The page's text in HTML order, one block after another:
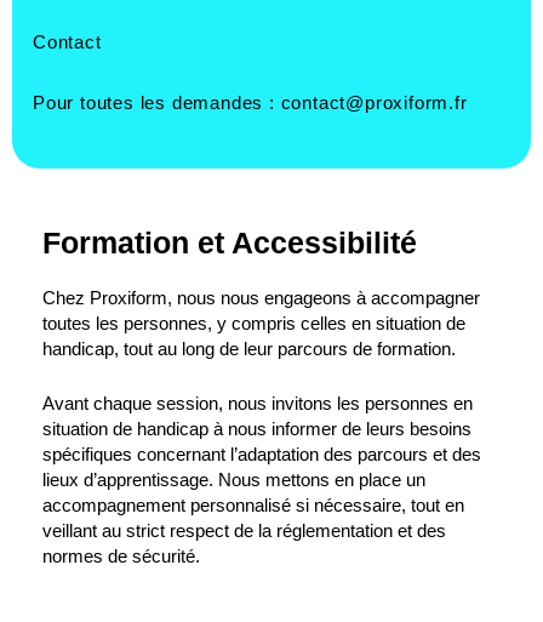
Contact
Pour toutes les demandes : contact@proxiform.fr
Formation et Accessibilité
Chez Proxiform, nous nous engageons à accompagner
toutes les personnes, y compris celles en situation de
handicap, tout au long de leur parcours de formation.
Avant chaque session, nous invitons les personnes en
situation de handicap à nous informer de leurs besoins
spécifiques concernant l’adaptation des parcours et des
lieux d’apprentissage. Nous mettons en place un
accompagnement personnalisé si nécessaire, tout en
veillant au strict respect de la réglementation et des
normes de sécurité.